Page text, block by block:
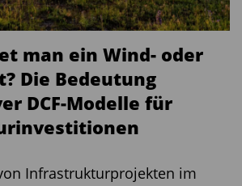
man ein Wind- oder
Die Bedeutung
DCF-Modelle für
Infrastrukturprojekten im